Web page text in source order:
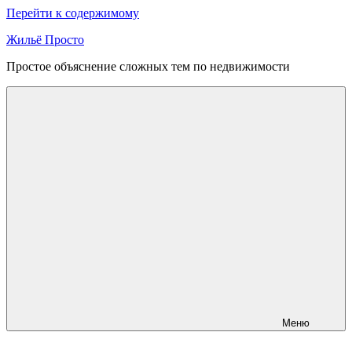
Перейти к содержимому
Жильё Просто
Простое объяснение сложных тем по недвижимости
Меню